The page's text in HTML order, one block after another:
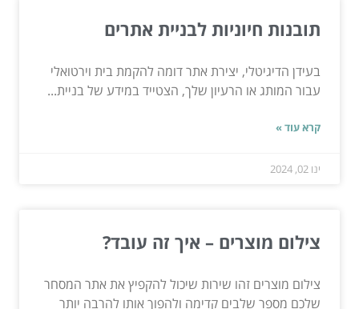
תובנות חיוניות לבניית אתרים
בעידן הדיגיטלי, יצירת אתר דומה להקמת בית וירטואלי
עבור המותג או הרעיון שלך, הצטייד במידע של בניית...
קרא עוד »
ינו 02, 2024
צילום מוצרים – איך זה עובד?
צילום מוצרים זהו שירות שיכול להקפיץ את אתר המסחר
שלכם מספר שלבים קדימה ולהפוך אותו להרבה יותר